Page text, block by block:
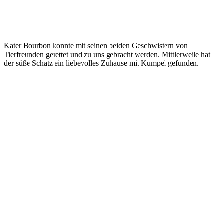
Kater Bourbon konnte mit seinen beiden Geschwistern von
Tierfreunden gerettet und zu uns gebracht werden. Mittlerweile hat
der süße Schatz ein liebevolles Zuhause mit Kumpel gefunden.